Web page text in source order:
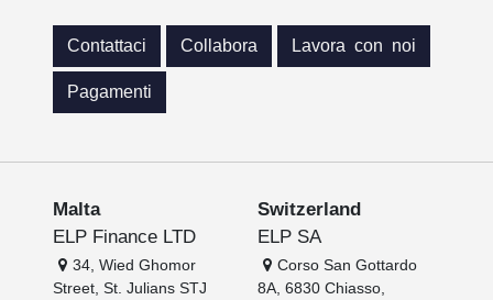
Contattaci Collabora Lavora con noi
Pagamenti
Malta
ELP Finance LTD
34, Wied Ghomor
Street, St. Julians STJ
Switzerland
ELP SA
Corso San Gottardo
8A, 6830 Chiasso,